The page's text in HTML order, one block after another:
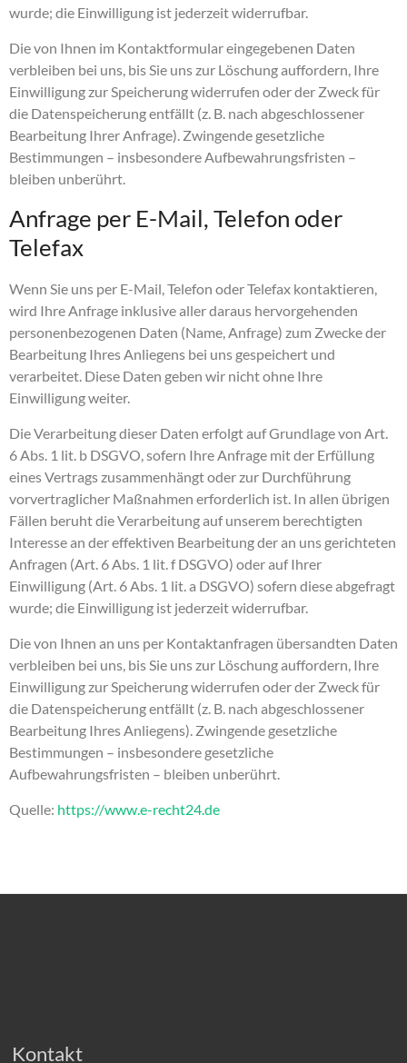
wurde; die Einwilligung ist jederzeit widerrufbar.
Die von Ihnen im Kontaktformular eingegebenen Daten
verbleiben bei uns, bis Sie uns zur Löschung auffordern, Ihre
Einwilligung zur Speicherung widerrufen oder der Zweck für
die Datenspeicherung entfällt (z. B. nach abgeschlossener
Bearbeitung Ihrer Anfrage). Zwingende gesetzliche
Bestimmungen – insbesondere Aufbewahrungsfristen –
bleiben unberührt.
Anfrage per E-Mail, Telefon oder
Telefax
Wenn Sie uns per E-Mail, Telefon oder Telefax kontaktieren,
wird Ihre Anfrage inklusive aller daraus hervorgehenden
personenbezogenen Daten (Name, Anfrage) zum Zwecke der
Bearbeitung Ihres Anliegens bei uns gespeichert und
verarbeitet. Diese Daten geben wir nicht ohne Ihre
Einwilligung weiter.
Die Verarbeitung dieser Daten erfolgt auf Grundlage von Art.
6 Abs. 1 lit. b DSGVO, sofern Ihre Anfrage mit der Erfüllung
eines Vertrags zusammenhängt oder zur Durchführung
vorvertraglicher Maßnahmen erforderlich ist. In allen übrigen
Fällen beruht die Verarbeitung auf unserem berechtigten
Interesse an der effektiven Bearbeitung der an uns gerichteten
Anfragen (Art. 6 Abs. 1 lit. f DSGVO) oder auf Ihrer
Einwilligung (Art. 6 Abs. 1 lit. a DSGVO) sofern diese abgefragt
wurde; die Einwilligung ist jederzeit widerrufbar.
Die von Ihnen an uns per Kontaktanfragen übersandten Daten
verbleiben bei uns, bis Sie uns zur Löschung auffordern, Ihre
Einwilligung zur Speicherung widerrufen oder der Zweck für
die Datenspeicherung entfällt (z. B. nach abgeschlossener
Bearbeitung Ihres Anliegens). Zwingende gesetzliche
Bestimmungen – insbesondere gesetzliche
Aufbewahrungsfristen – bleiben unberührt.
Quelle: https://www.e-recht24.de
Kontakt